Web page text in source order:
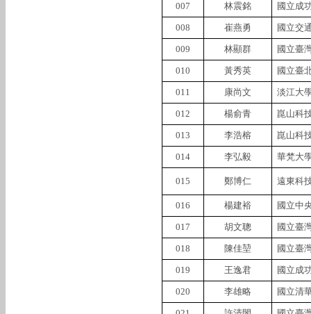
007 林震銘 國立成
008 崔燕勇 國立交
009 林顯群 國立臺
010 黃秀英 國立臺
011 康尚文 淡江大
012 楊俞青 崑山科
013 李浩榕 崑山科
014 李弘毅 華梵大
015 鄭博仁 遠東科
016 楊建裕 國立中
017 胡文聰 國立臺
018 陳佳堃 國立臺
019 王逸君 國立成
020 李雄略 國立清